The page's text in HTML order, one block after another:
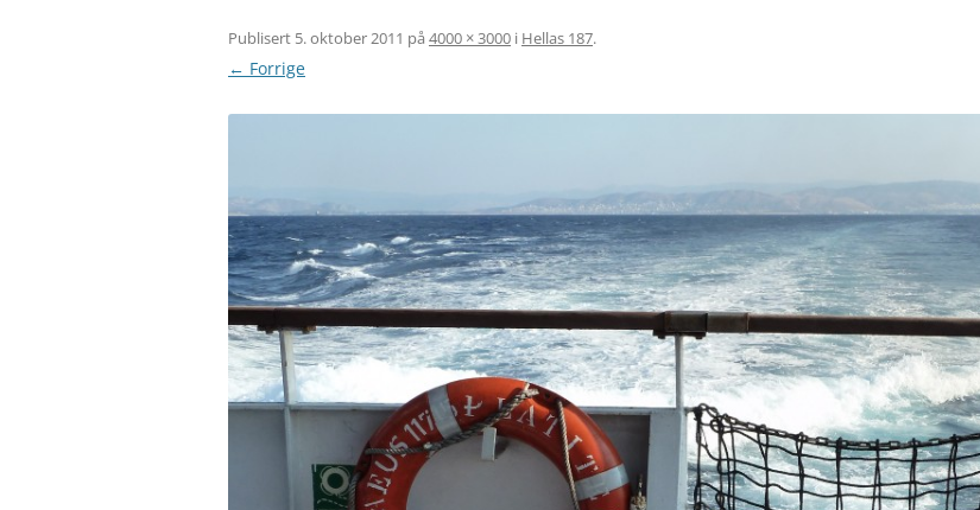
Publisert 5. oktober 2011 på 4000 × 3000 i Hellas 187.
← Forrige